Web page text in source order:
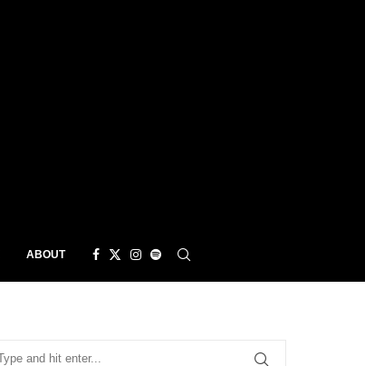
ABOUT